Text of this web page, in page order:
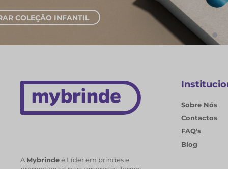
EXPLORAR CADERNOS
A Mybrindeé Líder em brindes e
Sobre Nós
Contactos
FAQ's
Blog